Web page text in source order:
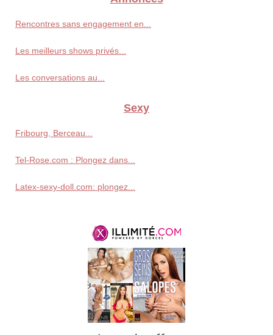
Rencontres sans engagement en...
Les meilleurs shows privés...
Les conversations au...
Sexy
Fribourg, Berceau...
Tel-Rose.com : Plongez dans...
Latex-sexy-doll.com: plongez...